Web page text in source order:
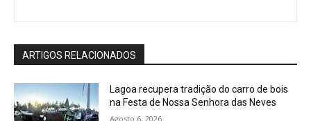
ARTIGOS RELACIONADOS
Lagoa recupera tradição do carro de bois
na Festa de Nossa Senhora das Neves
Agosto 6, 2026